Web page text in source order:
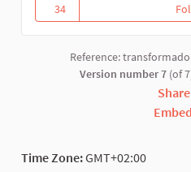
34
34 followers
Reference:
Version number 7 (of
Share
Embed
Time Zone:GMT+02:00